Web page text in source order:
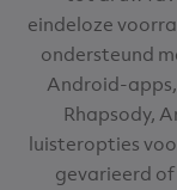
eindeloze
ondersteund
Android-
Rhapsody,
luisteropties
gevarieerd